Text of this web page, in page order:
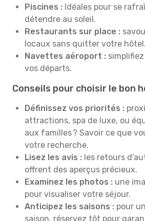
Piscines : Idéales pour se
détendre au soleil.
Restaurants sur place :
locaux sans quitter votre hôtel.
Navettes aéroport :
vos départs.
Conseils pour choisir le bon
Définissez vos priorités :
attractions, spa de luxe, ou
aux familles ? Savoir ce que
votre recherche.
Lisez les avis : les retours
offrent des aperçus précieux.
Examinez les photos : une
pour visualiser votre séjour.
Anticipez les saisons : pour
saison, réservez tôt pour